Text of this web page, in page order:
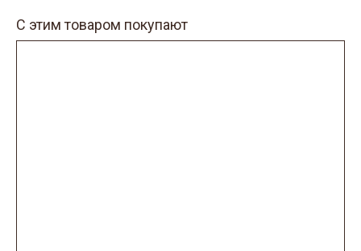
С этим товаром покупают